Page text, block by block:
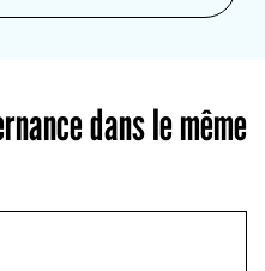
dans le même